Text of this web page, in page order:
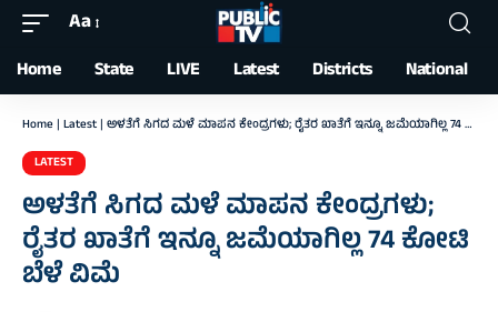
Font
Resizer
Aa
Home State LIVE Latest Districts National
Home | Latest | ಅಳತೆಗೆ ಸಿಗದ ಮಳೆ ಮಾಪನ ಕೇಂದ್ರಗಳು; ರೈತರ ಖಾತೆಗೆ ಇನ್ನೂ ಜಮೆಯಾಗಿಲ್ಲ 74 ಕೋಟಿ ಬೆಳೆ ವಿಮೆ
LATEST
ಅಳತೆಗೆ ಸಿಗದ ಮಳೆ ಮಾಪನ ಕೇಂದ್ರಗಳು;
ರೈತರ ಖಾತೆಗೆ ಇನ್ನೂ ಜಮೆಯಾಗಿಲ್ಲ 74 ಕೋಟಿ
ಬೆಳೆ ವಿಮೆ